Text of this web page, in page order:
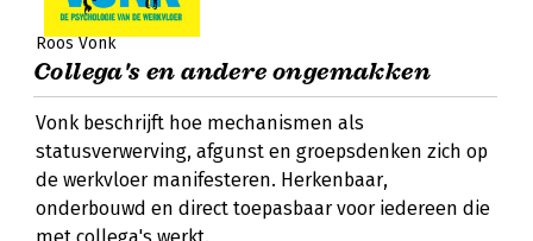
Roos Vonk
Collega's en andere ongemakken
Vonk beschrijft hoe mechanismen als
statusverwerving, afgunst en groepsdenken zich op
de werkvloer manifesteren. Herkenbaar,
onderbouwd en direct toepasbaar voor iedereen die